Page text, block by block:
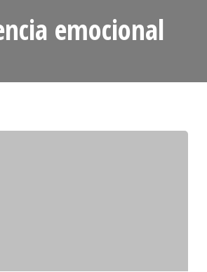
emocional